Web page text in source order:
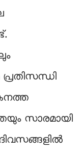
കനത്ത
സാരമായി
ദിവസങ്ങളിൽ